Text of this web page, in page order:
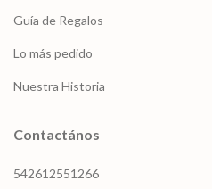
Guía de Regalos
Lo más pedido
Nuestra Historia
Contactános
542612551266